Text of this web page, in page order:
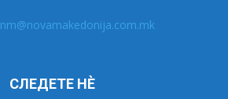
nm@novamakedonija.com.mk
СЛЕДЕТЕ НÈ